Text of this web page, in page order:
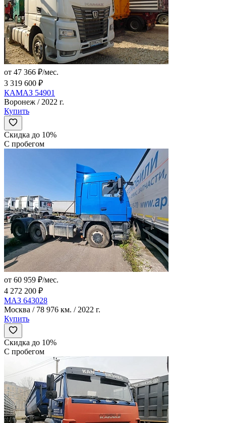
от 47 366 ₽/мес.
3 319 600 ₽
КАМАЗ 54901
Воронеж / 2022 г.
Купить
Скидка до 10%
С пробегом
от 60 959 ₽/мес.
4 272 200 ₽
МАЗ 643028
Москва / 78 976 км. / 2022 г.
Купить
Скидка до 10%
С пробегом